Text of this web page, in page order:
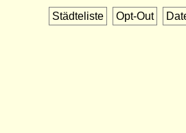
Städteliste Opt-Out